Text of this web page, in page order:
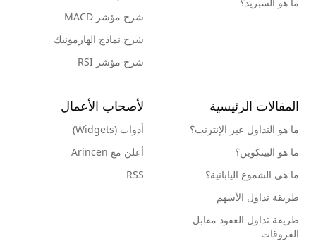
شرح مؤشر MACD
شرح نماذج الهارمونيك
شرح مؤشر RSI
المقالات الرئيسية
ما هو التداول عبر الإنترنت؟
ما هو البيتكوين؟
ما هي الشموع اليابانية؟
طريقة تداول الأسهم
طريقة تداول العقود مقابل
الفروقات
لأصحاب الأعمال
أدوات (Widgets)
أعلن مع Arincen
RSS